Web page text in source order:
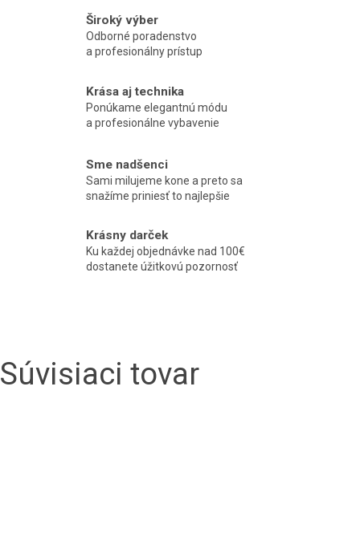
Široký výber
Odborné poradenstvo
a profesionálny prístup
Krása aj technika
Ponúkame elegantnú módu
a profesionálne vybavenie
Sme nadšenci
Sami milujeme kone a preto sa
snažíme priniesť to najlepšie
Krásny darček
Ku každej objednávke nad 100€
dostanete úžitkovú pozornosť
Súvisiaci tovar